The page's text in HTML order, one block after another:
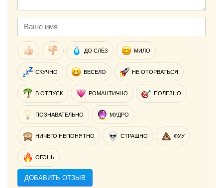
ДО СЛЁЗ МИЛО
СКУЧНО ВЕСЕЛО НЕ ОТОРВАТЬСЯ
В ОТПУСК РОМАНТИЧНО ПОЛЕЗНО
ПОЗНАВАТЕЛЬНО МУДРО
НИЧЕГО НЕПОНЯТНО СТРАШНО ФУУ
ОГОНЬ
ДОБАВИТЬ ОТЗЫВ